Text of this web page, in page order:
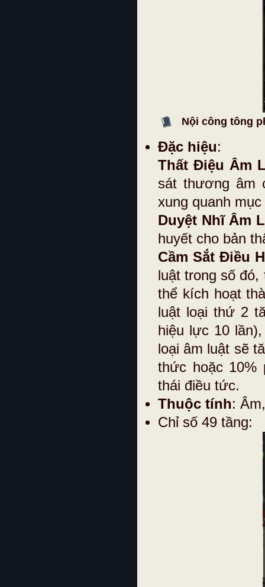
Nội công tông
Đặc hiệu:
Thất Điệu Âm
sát thương âm
xung quanh
Duyệt Nhĩ Âm
huyết cho bản
Cầm Sắt Điều
luật trong số
thể kích hoạt
luật loại thứ 2
hiệu lực 10
loại âm luật sẽ
thức hoặc 10%
thái điều tức.
Thuộc tính:
Chỉ số 49 tầng: